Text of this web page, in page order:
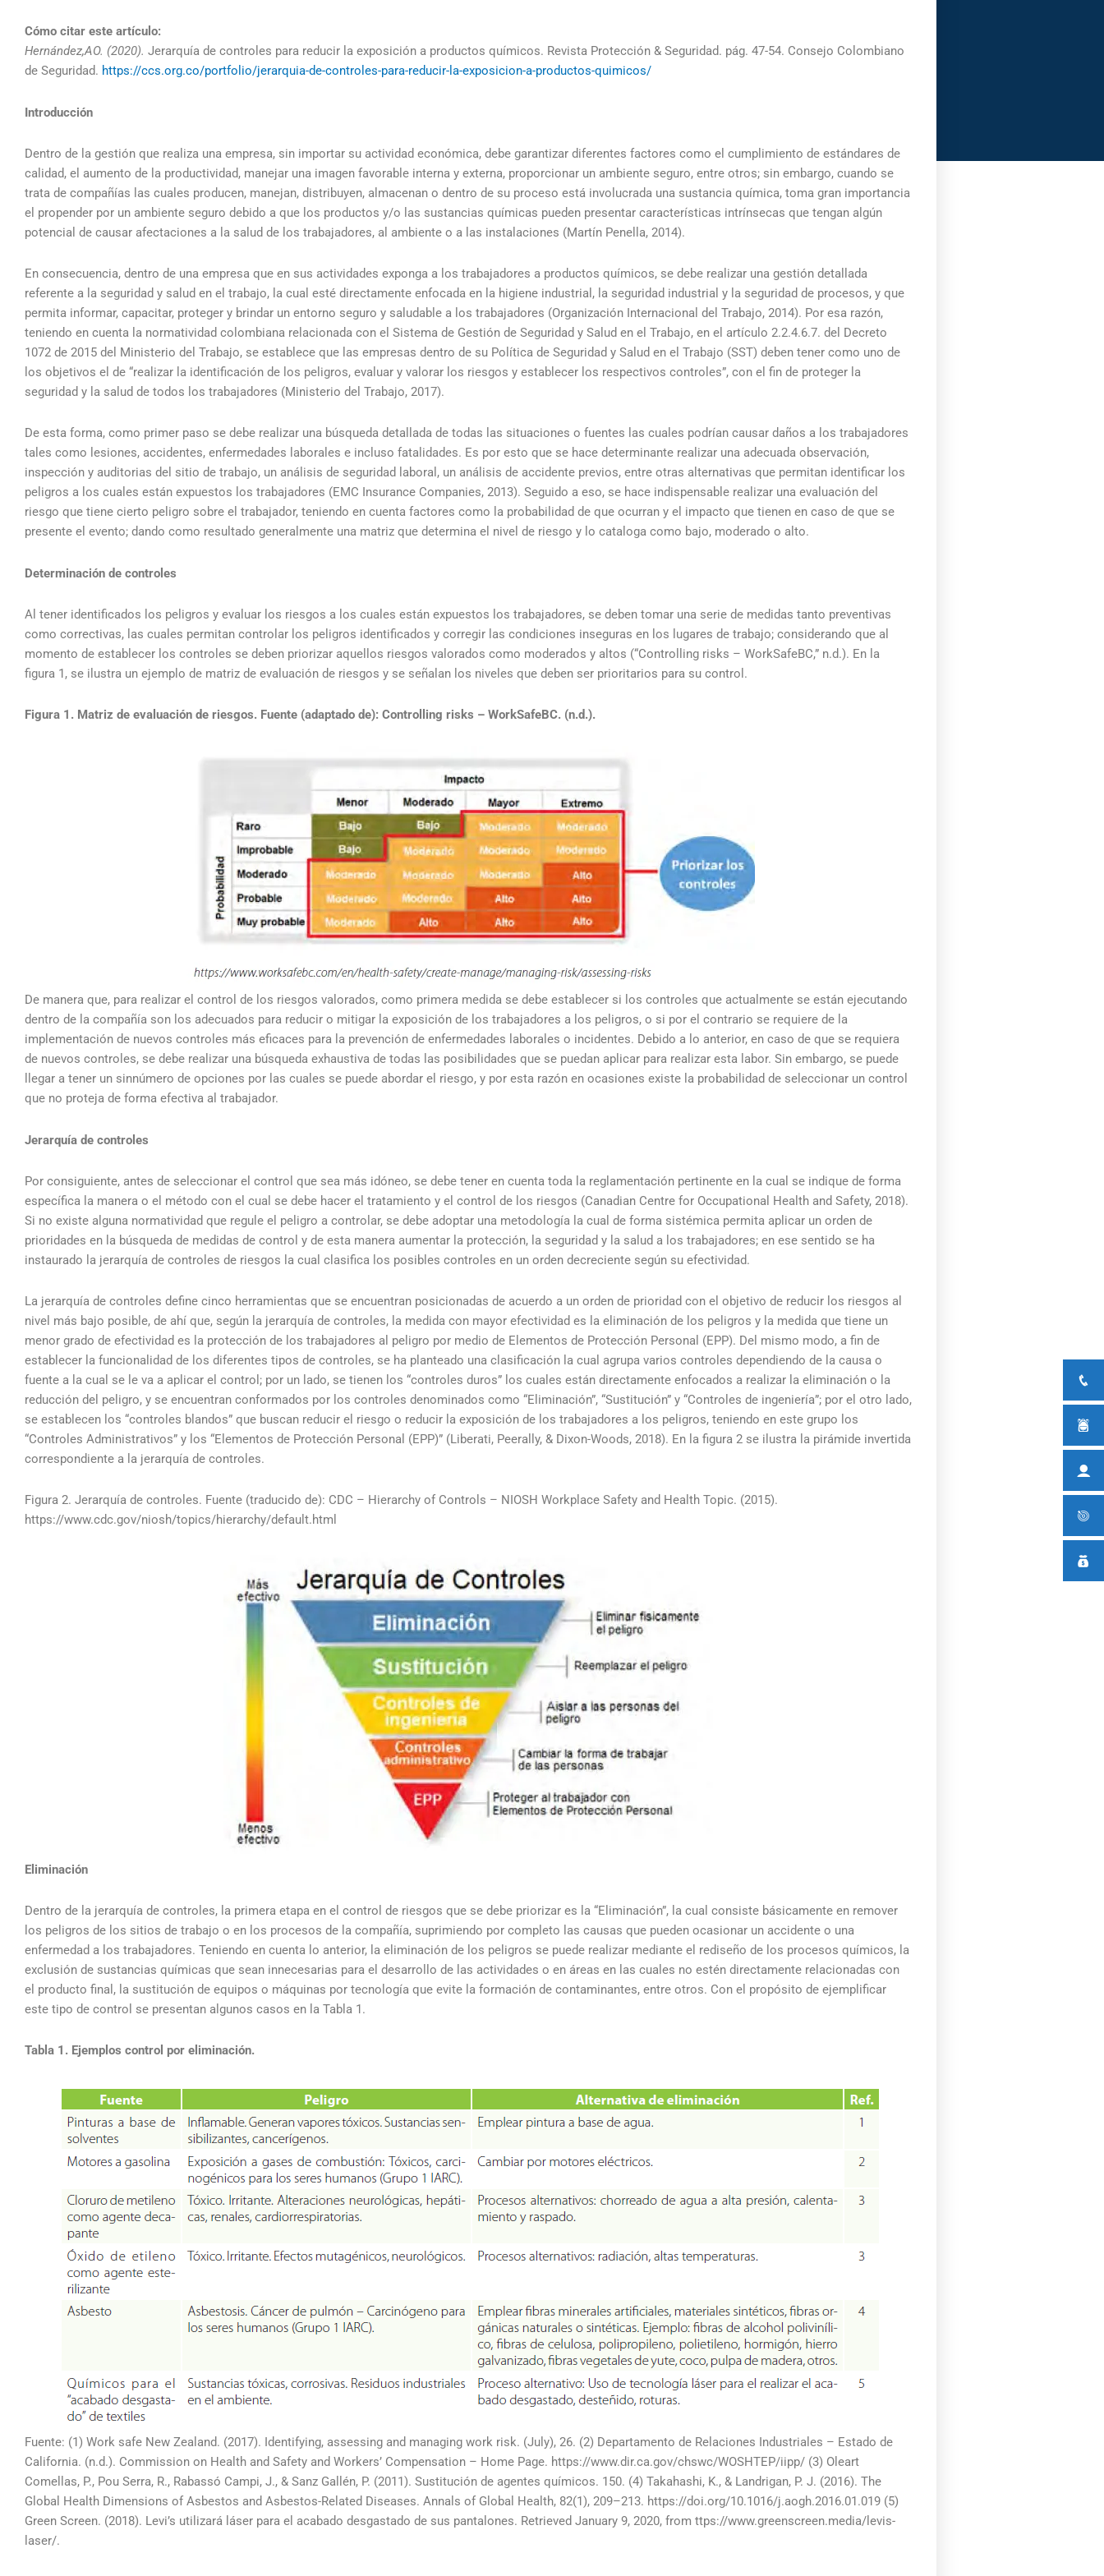
Cómo citar este artículo:
Hernández,AO. (2020). Jerarquía de controles para reducir la exposición a productos químicos. Revista Protección & Seguridad. pág. 47-54. Consejo Colombiano
de Seguridad. https://ccs.org.co/portfolio/jerarquia-de-controles-para-reducir-la-exposicion-a-productos-quimicos/
Introducción
Dentro de la gestión que realiza una empresa, sin importar su actividad económica, debe garantizar diferentes factores como el cumplimiento de estándares de
calidad, el aumento de la productividad, manejar una imagen favorable interna y externa, proporcionar un ambiente seguro, entre otros; sin embargo, cuando se
trata de compañías las cuales producen, manejan, distribuyen, almacenan o dentro de su proceso está involucrada una sustancia química, toma gran importancia
el propender por un ambiente seguro debido a que los productos y/o las sustancias químicas pueden presentar características intrínsecas que tengan algún
potencial de causar afectaciones a la salud de los trabajadores, al ambiente o a las instalaciones (Martín Penella, 2014).
En consecuencia, dentro de una empresa que en sus actividades exponga a los trabajadores a productos químicos, se debe realizar una gestión detallada
referente a la seguridad y salud en el trabajo, la cual esté directamente enfocada en la higiene industrial, la seguridad industrial y la seguridad de procesos, y que
permita informar, capacitar, proteger y brindar un entorno seguro y saludable a los trabajadores (Organización Internacional del Trabajo, 2014). Por esa razón,
teniendo en cuenta la normatividad colombiana relacionada con el Sistema de Gestión de Seguridad y Salud en el Trabajo, en el artículo 2.2.4.6.7. del Decreto
1072 de 2015 del Ministerio del Trabajo, se establece que las empresas dentro de su Política de Seguridad y Salud en el Trabajo (SST) deben tener como uno de
los objetivos el de “realizar la identificación de los peligros, evaluar y valorar los riesgos y establecer los respectivos controles”, con el fin de proteger la
seguridad y la salud de todos los trabajadores (Ministerio del Trabajo, 2017).
De esta forma, como primer paso se debe realizar una búsqueda detallada de todas las situaciones o fuentes las cuales podrían causar daños a los trabajadores
tales como lesiones, accidentes, enfermedades laborales e incluso fatalidades. Es por esto que se hace determinante realizar una adecuada observación,
inspección y auditorias del sitio de trabajo, un análisis de seguridad laboral, un análisis de accidente previos, entre otras alternativas que permitan identificar los
peligros a los cuales están expuestos los trabajadores (EMC Insurance Companies, 2013). Seguido a eso, se hace indispensable realizar una evaluación del
riesgo que tiene cierto peligro sobre el trabajador, teniendo en cuenta factores como la probabilidad de que ocurran y el impacto que tienen en caso de que se
presente el evento; dando como resultado generalmente una matriz que determina el nivel de riesgo y lo cataloga como bajo, moderado o alto.
Determinación de controles
Al tener identificados los peligros y evaluar los riesgos a los cuales están expuestos los trabajadores, se deben tomar una serie de medidas tanto preventivas
como correctivas, las cuales permitan controlar los peligros identificados y corregir las condiciones inseguras en los lugares de trabajo; considerando que al
momento de establecer los controles se deben priorizar aquellos riesgos valorados como moderados y altos (“Controlling risks – WorkSafeBC,” n.d.). En la
figura 1, se ilustra un ejemplo de matriz de evaluación de riesgos y se señalan los niveles que deben ser prioritarios para su control.
Figura 1. Matriz de evaluación de riesgos. Fuente (adaptado de): Controlling risks – WorkSafeBC. (n.d.).
De manera que, para realizar el control de los riesgos valorados, como primera medida se debe establecer si los controles que actualmente se están ejecutando
dentro de la compañía son los adecuados para reducir o mitigar la exposición de los trabajadores a los peligros, o si por el contrario se requiere de la
implementación de nuevos controles más eficaces para la prevención de enfermedades laborales o incidentes. Debido a lo anterior, en caso de que se requiera
de nuevos controles, se debe realizar una búsqueda exhaustiva de todas las posibilidades que se puedan aplicar para realizar esta labor. Sin embargo, se puede
llegar a tener un sinnúmero de opciones por las cuales se puede abordar el riesgo, y por esta razón en ocasiones existe la probabilidad de seleccionar un control
que no proteja de forma efectiva al trabajador.
Jerarquía de controles
Por consiguiente, antes de seleccionar el control que sea más idóneo, se debe tener en cuenta toda la reglamentación pertinente en la cual se indique de forma
específica la manera o el método con el cual se debe hacer el tratamiento y el control de los riesgos (Canadian Centre for Occupational Health and Safety, 2018).
Si no existe alguna normatividad que regule el peligro a controlar, se debe adoptar una metodología la cual de forma sistémica permita aplicar un orden de
prioridades en la búsqueda de medidas de control y de esta manera aumentar la protección, la seguridad y la salud a los trabajadores; en ese sentido se ha
instaurado la jerarquía de controles de riesgos la cual clasifica los posibles controles en un orden decreciente según su efectividad.
La jerarquía de controles define cinco herramientas que se encuentran posicionadas de acuerdo a un orden de prioridad con el objetivo de reducir los riesgos al
nivel más bajo posible, de ahí que, según la jerarquía de controles, la medida con mayor efectividad es la eliminación de los peligros y la medida que tiene un
menor grado de efectividad es la protección de los trabajadores al peligro por medio de Elementos de Protección Personal (EPP). Del mismo modo, a fin de
establecer la funcionalidad de los diferentes tipos de controles, se ha planteado una clasificación la cual agrupa varios controles dependiendo de la causa o
fuente a la cual se le va a aplicar el control; por un lado, se tienen los “controles duros” los cuales están directamente enfocados a realizar la eliminación o la
reducción del peligro, y se encuentran conformados por los controles denominados como “Eliminación”, “Sustitución” y “Controles de ingeniería”; por el otro lado,
se establecen los “controles blandos” que buscan reducir el riesgo o reducir la exposición de los trabajadores a los peligros, teniendo en este grupo los
“Controles Administrativos” y los “Elementos de Protección Personal (EPP)” (Liberati, Peerally, & Dixon-Woods, 2018). En la figura 2 se ilustra la pirámide invertida
correspondiente a la jerarquía de controles.
Figura 2. Jerarquía de controles. Fuente (traducido de): CDC – Hierarchy of Controls – NIOSH Workplace Safety and Health Topic. (2015).
https://www.cdc.gov/niosh/topics/hierarchy/default.html
Eliminación
Dentro de la jerarquía de controles, la primera etapa en el control de riesgos que se debe priorizar es la “Eliminación”, la cual consiste básicamente en remover
los peligros de los sitios de trabajo o en los procesos de la compañía, suprimiendo por completo las causas que pueden ocasionar un accidente o una
enfermedad a los trabajadores. Teniendo en cuenta lo anterior, la eliminación de los peligros se puede realizar mediante el rediseño de los procesos químicos, la
exclusión de sustancias químicas que sean innecesarias para el desarrollo de las actividades o en áreas en las cuales no estén directamente relacionadas con
el producto final, la sustitución de equipos o máquinas por tecnología que evite la formación de contaminantes, entre otros. Con el propósito de ejemplificar
este tipo de control se presentan algunos casos en la Tabla 1.
Tabla 1. Ejemplos control por eliminación.
Fuente: (1) Work safe New Zealand. (2017). Identifying, assessing and managing work risk. (July), 26. (2) Departamento de Relaciones Industriales – Estado de
California. (n.d.). Commission on Health and Safety and Workers’ Compensation – Home Page. https://www.dir.ca.gov/chswc/WOSHTEP/iipp/ (3) Oleart
Comellas, P., Pou Serra, R., Rabassó Campi, J., & Sanz Gallén, P. (2011). Sustitución de agentes químicos. 150. (4) Takahashi, K., & Landrigan, P. J. (2016). The
Global Health Dimensions of Asbestos and Asbestos-Related Diseases. Annals of Global Health, 82(1), 209–213. https://doi.org/10.1016/j.aogh.2016.01.019 (5)
Green Screen. (2018). Levi’s utilizará láser para el acabado desgastado de sus pantalones. Retrieved January 9, 2020, from ttps://www.greenscreen.media/levis-
laser/.